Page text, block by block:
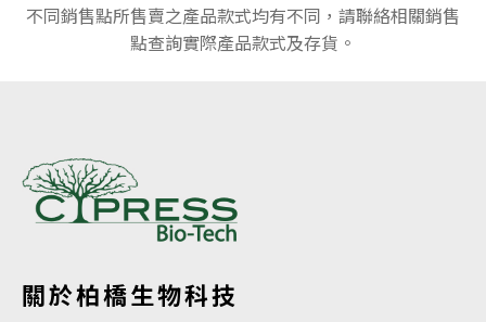
不同銷售點所售賣之產品款式均有不同，請聯絡相關銷售
點查詢實際產品款式及存貨。
關於柏橋生物科技